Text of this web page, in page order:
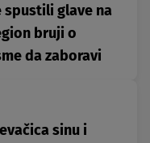
spustili glave na
bruji o
da zaboravi
sinu i